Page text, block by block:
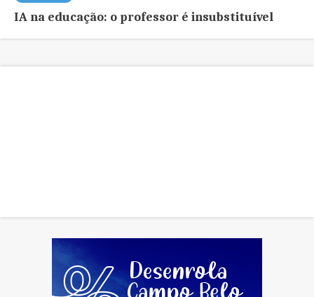
IA na educação: o professor é insubstituível